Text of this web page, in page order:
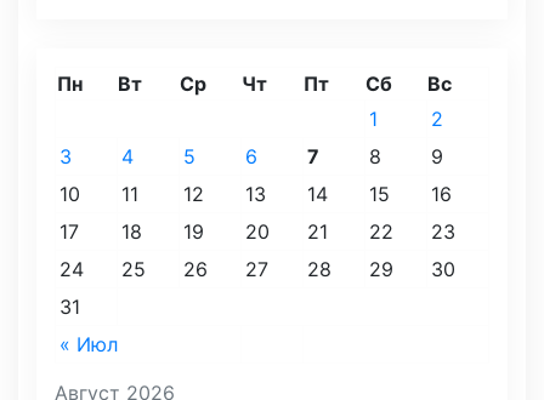
Август 2026
Пн Вт Ср Чт Пт Сб Вс
« Июл
1
2
3
4 5 6 7 8
9
10
11 12 13 14 15
16
17
18 19 20 21 22
23
24
25 26 27 28 29
30
31